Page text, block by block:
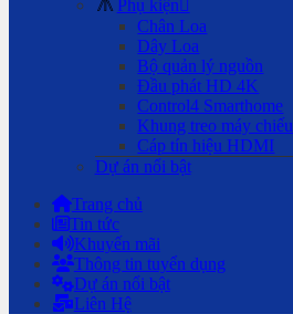
Phụ kiện
Chân Loa
Dây Loa
Bộ quản lý nguồn
Đầu phát HD 4K
Control4 Smarthome
Khung treo máy chiếu
Cáp tín hiệu HDMI
Dự án nổi bật
Trang chủ
Tin tức
Khuyến mãi
Thông tin tuyển dụng
Dự án nổi bật
Liên Hệ